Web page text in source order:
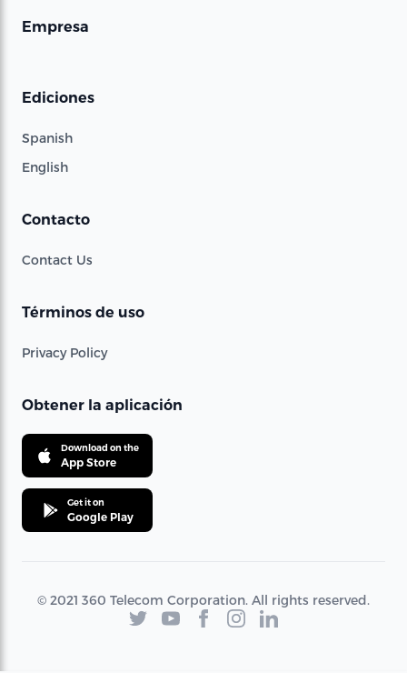
Empresa
Ediciones
Spanish
English
Contacto
Contact Us
Términos de uso
Privacy Policy
Obtener la aplicación
Download on the
App Store
Get it on
Google Play
© 2021 360 Telecom Corporation. All rights reserved.